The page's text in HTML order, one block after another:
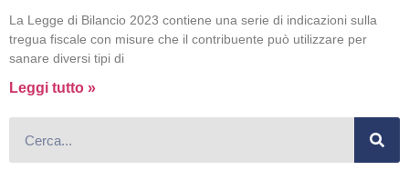
La Legge di Bilancio 2023 contiene una serie di indicazioni sulla
tregua fiscale con misure che il contribuente può utilizzare per
sanare diversi tipi di
Leggi tutto »